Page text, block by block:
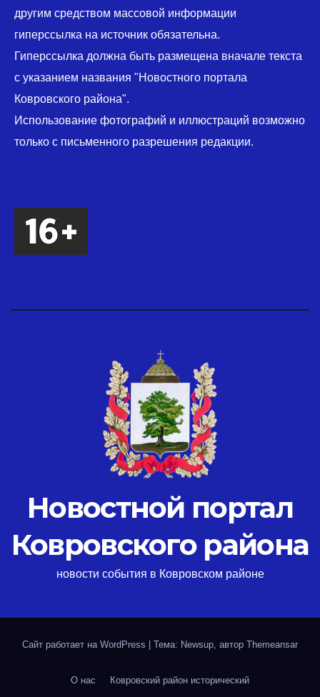
другим средством массовой информации
гиперссылка на источник обязательна.
Гиперссылка должна быть размещена вначале текста
с указанием названия "Новостного портала
Ковровского района".
Использование фотографий и иллюстраций возможно
только с письменного разрешения редакции.
Новостной портал
Ковровского района
новости события в Ковровском районе
Сайт работает на WordPress | Тема: Newsup, автор Themeansar
О нас Ковровский район исторический